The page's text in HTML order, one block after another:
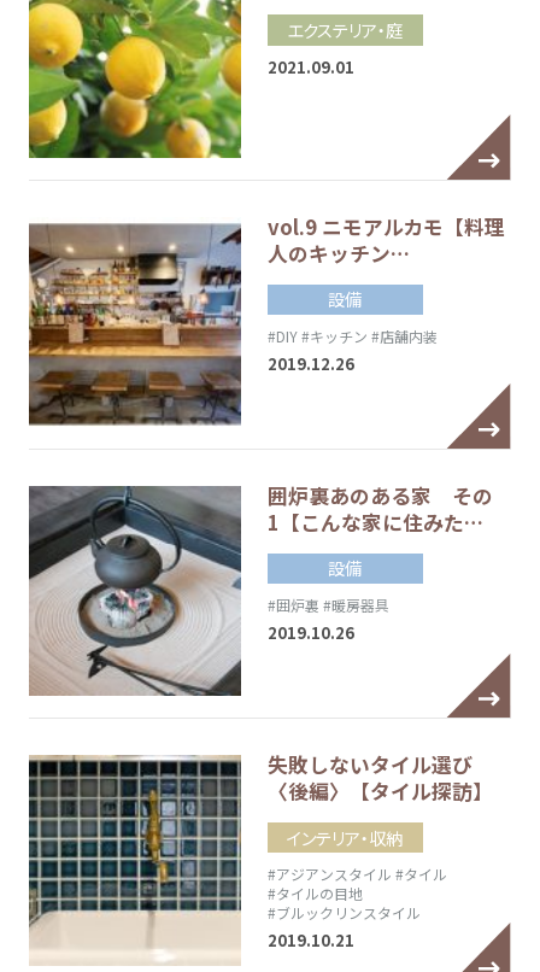
エクステリア・庭
2021.09.01
vol.9 ニモアルカモ【料理
人のキッチン…
設備
#DIY#キッチン #店舗内装
2019.12.26
囲炉裏あのある家 その
1【こんな家に住みた…
設備
#囲炉裏 #暖房器具
2019.10.26
失敗しないタイル選び
〈後編〉【タイル探訪】
インテリア・収納
#アジアンスタイル #タイル
#タイルの目地
#ブルックリンスタイル
2019.10.21